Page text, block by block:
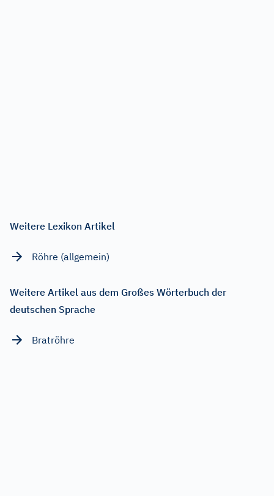
Weitere Lexikon Artikel
Röhre (allgemein)
Weitere Artikel aus dem Großes Wörterbuch der
deutschen Sprache
Bratröhre